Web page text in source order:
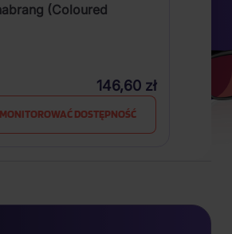
(Coloured
146,60 zł
MONITOROWAĆ DOSTĘPNOŚĆ